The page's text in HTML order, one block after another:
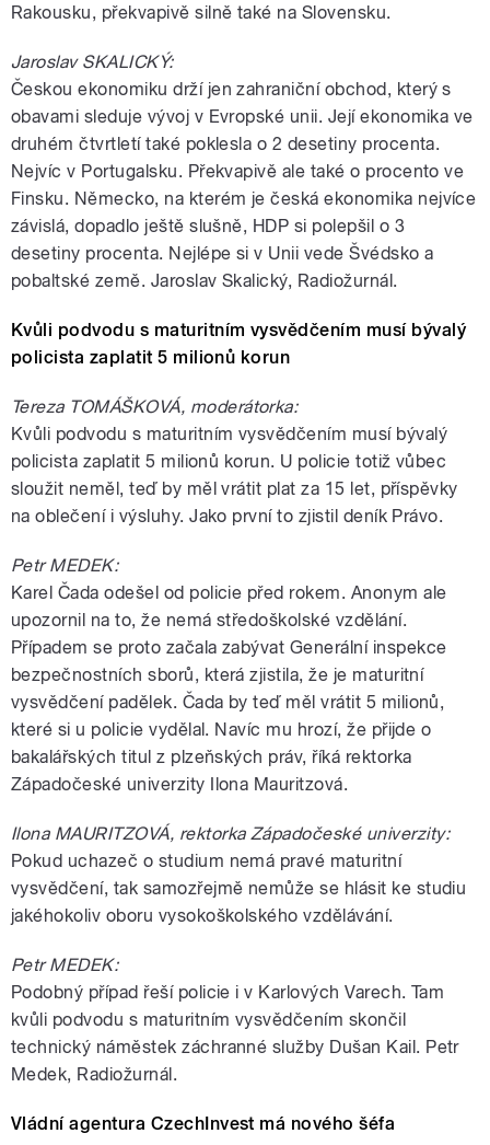
Rakousku, překvapivě silně také na Slovensku.
Jaroslav SKALICKÝ:
Českou ekonomiku drží jen zahraniční obchod, který s
obavami sleduje vývoj v Evropské unii. Její ekonomika ve
druhém čtvrtletí také poklesla o 2 desetiny procenta.
Nejvíc v Portugalsku. Překvapivě ale také o procento ve
Finsku. Německo, na kterém je česká ekonomika nejvíce
závislá, dopadlo ještě slušně, HDP si polepšil o 3
desetiny procenta. Nejlépe si v Unii vede Švédsko a
pobaltské země. Jaroslav Skalický, Radiožurnál.
Kvůli podvodu s maturitním vysvědčením musí bývalý
policista zaplatit 5 milionů korun
Tereza TOMÁŠKOVÁ, moderátorka:
Kvůli podvodu s maturitním vysvědčením musí bývalý
policista zaplatit 5 milionů korun. U policie totiž vůbec
sloužit neměl, teď by měl vrátit plat za 15 let, příspěvky
na oblečení i výsluhy. Jako první to zjistil deník Právo.
Petr MEDEK:
Karel Čada odešel od policie před rokem. Anonym ale
upozornil na to, že nemá středoškolské vzdělání.
Případem se proto začala zabývat Generální inspekce
bezpečnostních sborů, která zjistila, že je maturitní
vysvědčení padělek. Čada by teď měl vrátit 5 milionů,
které si u policie vydělal. Navíc mu hrozí, že přijde o
bakalářských titul z plzeňských práv, říká rektorka
Západočeské univerzity Ilona Mauritzová.
Ilona MAURITZOVÁ, rektorka Západočeské univerzity:
Pokud uchazeč o studium nemá pravé maturitní
vysvědčení, tak samozřejmě nemůže se hlásit ke studiu
jakéhokoliv oboru vysokoškolského vzdělávání.
Petr MEDEK:
Podobný případ řeší policie i v Karlových Varech. Tam
kvůli podvodu s maturitním vysvědčením skončil
technický náměstek záchranné služby Dušan Kail. Petr
Medek, Radiožurnál.
Vládní agentura CzechInvest má nového šéfa